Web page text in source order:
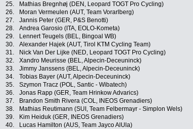
25.
Mathias Bregnhøj (DEN, Leopard TOGT Pro Cycling)
26.
Moran Vermeulen (AUT, Team Vorarlberg)
27.
Jannis Peter (GER, P&S Benotti)
28.
Andrea Garosio (ITA, EOLO-Kometa)
29.
Lennert Teugels (BEL, Bingoal WB)
30.
Alexander Hajek (AUT, Tirol KTM Cycling Team)
31.
Nick Van Der Lijke (NED, Leopard TOGT Pro Cycling)
32.
Xandro Meurisse (BEL, Alpecin-Deceuninck)
33.
Jimmy Janssens (BEL, Alpecin-Deceuninck)
34.
Tobias Bayer (AUT, Alpecin-Deceuninck)
35.
Szymon Tracz (POL, Santic - Wibatech)
36.
Jonas Rapp (GER, Team Hrinkow Advarics)
37.
Brandon Smith Rivera (COL, INEOS Grenadiers)
38.
Mathias Reutimann (SUI, Team Felbermayr - Simplon Wels)
39.
Kim Heiduk (GER, INEOS Grenadiers)
40.
Lucas Hamilton (AUS, Team Jayco AlUla)